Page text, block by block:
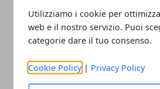
Utilizziamo i cookie per
web e il nostro servizio. Puoi
categorie dare il tuo consenso.
Cookie Policy | Privacy Policy